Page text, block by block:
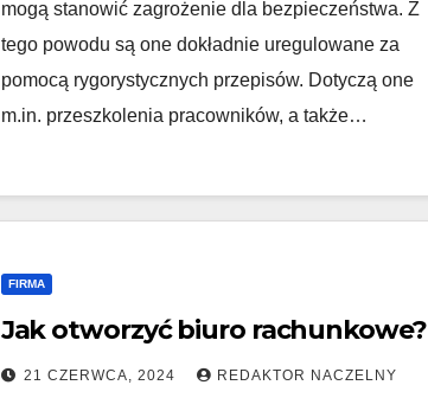
mogą stanowić zagrożenie dla bezpieczeństwa. Z
tego powodu są one dokładnie uregulowane za
pomocą rygorystycznych przepisów. Dotyczą one
m.in. przeszkolenia pracowników, a także…
FIRMA
Jak otworzyć biuro rachunkowe?
21 CZERWCA, 2024 REDAKTOR NACZELNY